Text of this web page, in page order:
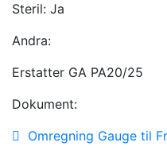
Steril: Ja
Andra:
Erstatter GA PA20/25
Dokument:
Omregning Gauge til